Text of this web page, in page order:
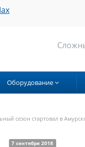
Оборудование
сезон стартовал в
7 сентября 2018